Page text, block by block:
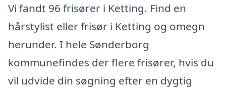
Vi fandt 96 frisører i Ketting. Find en
hårstylist eller frisør i Ketting og omegn
herunder. I hele Sønderborg
kommunefindes der flere frisører, hvis du
vil udvide din søgning efter en dygtig